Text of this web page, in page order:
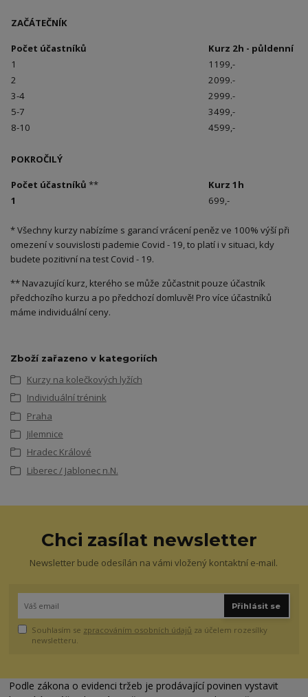
ZAČÁTEČNÍK
Počet účastníků
Kurz 2h - půldenní
1
1199,-
2
2099.-
3-4
2999.-
5-7
3499,-
8-10
4599,-
POKROČILÝ
Počet účastníků **
Kurz 1h
1
699,-
* Všechny kurzy nabízíme s garancí vrácení peněz ve 100% výší při
omezení v souvislosti pademie Covid - 19, to platí i v situaci, kdy
budete pozitivní na test Covid - 19.
** Navazující kurz, kterého se může zůčastnit pouze účastník
předchozího kurzu a po předchozí domluvě! Pro více účastníků
máme individuální ceny.
Zboží zařazeno v kategoriích
Kurzy na kolečkových lyžích
Individuální trénink
Praha
Jilemnice
Hradec Králové
Liberec / Jablonec n.N.
Chci zasílat newsletter
Newsletter bude odesílán na vámi vložený kontaktní e-mail.
Přihlásit se
Souhlasím se zpracováním osobních údajů za účelem rozesílky
newsletteru.
Podle zákona o evidenci tržeb je prodávající povinen vystavit